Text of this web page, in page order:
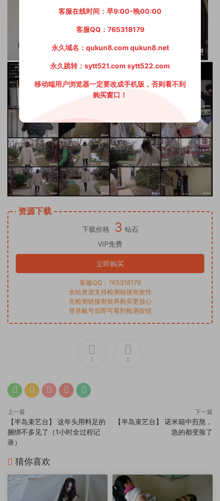
资源下载
下载价格 3 钻石
VIP免费
立即购买
客服QQ：765318179
全站资源支持检测链接有效性
先检测链接有效再购买更放心
登录账号后即可看到检测按钮
1 0
上一篇
【半岛束艺台】 这年头用料足的
捆绑不多见了（1小时全过程记
录）
下一篇
【半岛束艺台】 诺米箱中煎熬，
急的都变脸了
猜你喜欢
客服在线时间：早9:00-晚00:00
客服QQ：765318179
永久域名：qukun8.com qukun8.net
永久跳转：sytt521.com sytt522.com
移动端用户浏览器一定要改成手机版，否则看不到
购买窗口！